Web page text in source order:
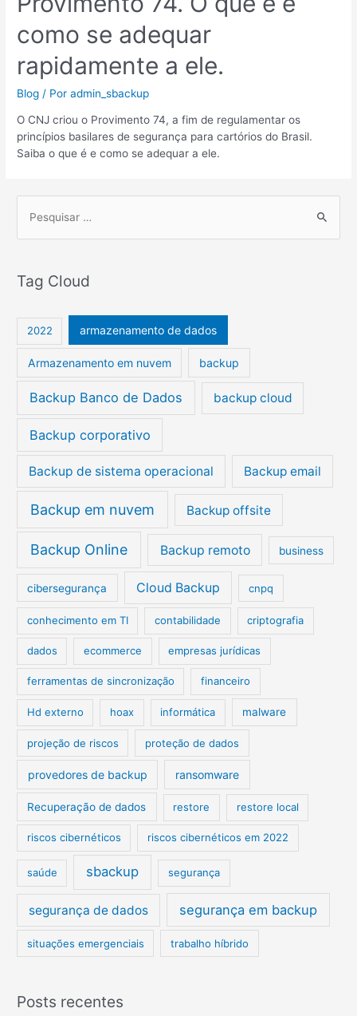
como se adequar
rapidamente a ele.
Blog / Poradmin_sbackup
O CNJ criou o Provimento 74, a fim de regulamentar os
princípios basilares de segurança para cartórios do Brasil.
Saiba o que é e como se adequar a ele.
e
q
s
p
r
Tag Cloud
2022 armazenamento de dados
Armazenamento em nuvem backup
Backup Banco de Dados backup cloud
Backup corporativo
Backup de sistema operacional Backup email
Backup em nuvem Backup offsite
Backup Online Backup remoto business
cibersegurança Cloud Backup cnpq
conhecimento em TI contabilidade criptografia
dados ecommerce empresas jurídicas
ferramentas de sincronização financeiro
Hd externo hoax informática malware
projeção de riscos proteção de dados
provedores de backup ransomware
Recuperação de dados restore restore local
riscos cibernéticos riscos cibernéticos em 2022
saúde sbackup segurança
segurança de dados segurança em backup
situações emergenciais trabalho híbrido
Posts recentes